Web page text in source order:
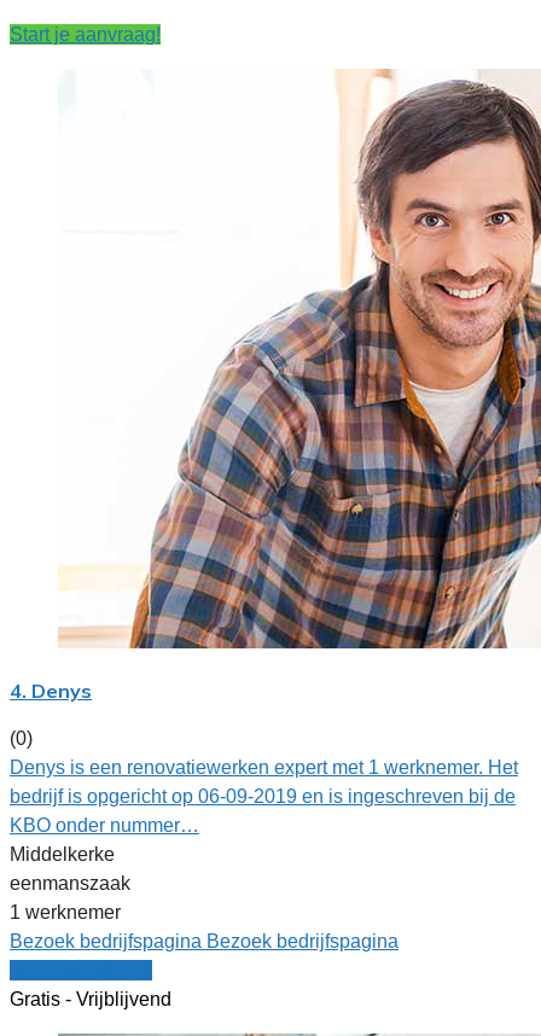
Start je aanvraag!
4. Denys
(0)
Denys is een renovatiewerken expert met 1 werknemer. Het
bedrijf is opgericht op 06-09-2019 en is ingeschreven bij de
KBO onder nummer…
Middelkerke
eenmanszaak
1 werknemer
Bezoek bedrijfspagina Bezoek bedrijfspagina
Gratis - Vrijblijvend